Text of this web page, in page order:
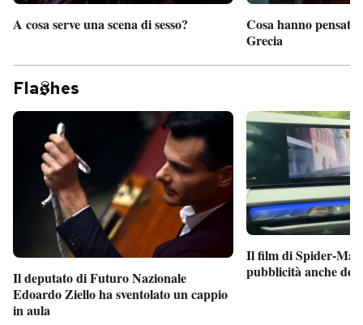
SHOP
AREA PERSONALE
Entra
A cosa serve una scena di sesso?
Cosa hanno pensato
Grecia
Fla hes
Il deputato di Futuro Nazionale
Edoardo Ziello ha sventolato un cappio
in aula
Il film di Spider-Man
pubblicità anche